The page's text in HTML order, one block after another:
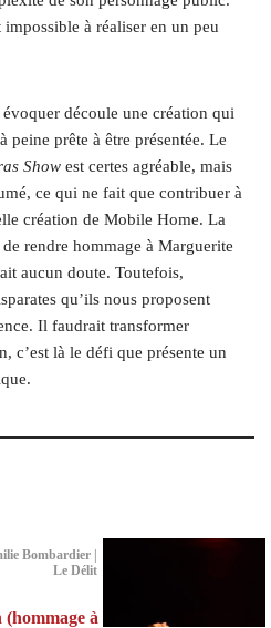
à réaliser en un peu
découle une création qui
peine prête à être présentée. Le
Show est certes agréable, mais
ce qui ne fait que contribuer à
création de Mobile Home. La
rendre hommage à Marguerite
aucun doute. Toutefois,
qu’ils nous proposent
Il faudrait transformer
c’est là le défi que présente un
Bombardier |
Le Délit
à